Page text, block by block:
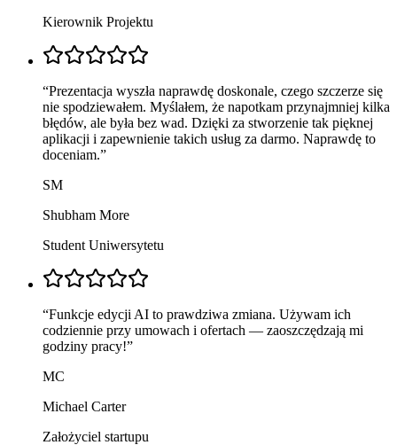
Kierownik Projektu
“Prezentacja wyszła naprawdę doskonale, czego szczerze się
nie spodziewałem. Myślałem, że napotkam przynajmniej kilka
błędów, ale była bez wad. Dzięki za stworzenie tak pięknej
aplikacji i zapewnienie takich usług za darmo. Naprawdę to
doceniam.”
SM
Shubham More
Student Uniwersytetu
“Funkcje edycji AI to prawdziwa zmiana. Używam ich
codziennie przy umowach i ofertach — zaoszczędzają mi
godziny pracy!”
MC
Michael Carter
Założyciel startupu